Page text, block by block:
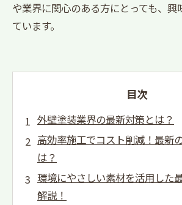
や業界に関心のある方にとっても、興
ています。
目次
外壁塗装業界の最新対策とは？
高効率施工でコスト削減！最新
は？
環境にやさしい素材を活用した
解説！